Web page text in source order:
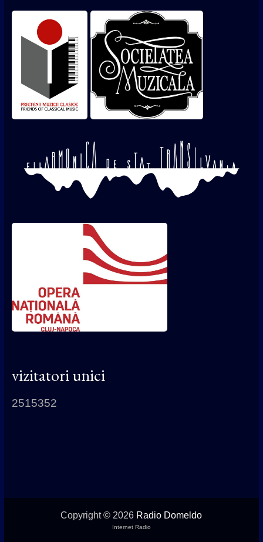
vizitatori unici
2515352
Copyright © 2026 Radio Domeldo
Internet Radio